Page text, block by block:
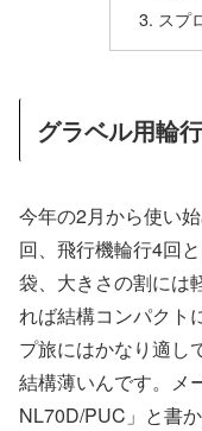
スプ
グラベル用輪
今年の2月から使い
回、飛行機輪行4回
袋、大きさの割には
れば結構コンパクト
プ旅にはかなり適し
結構薄いんです。メ
NL70D/PUC」と書